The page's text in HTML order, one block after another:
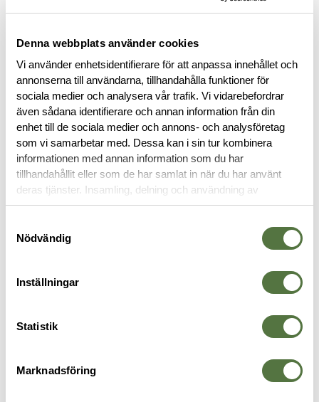
Denna webbplats använder cookies
Vi använder enhetsidentifierare för att anpassa innehållet och
annonserna till användarna, tillhandahålla funktioner för
sociala medier och analysera vår trafik. Vi vidarebefordrar
även sådana identifierare och annan information från din
enhet till de sociala medier och annons- och analysföretag
som vi samarbetar med. Dessa kan i sin tur kombinera
informationen med annan information som du har
tillhandahållit eller som de har samlat in när du har använt
deras tjänster. Insamling, delning och användning av
personuppgifter kan användas för personalisering av
Nödvändig
Inställningar
Statistik
Marknadsföring
BESKRIVNING
RECENSIONER
OM VARUMÄRKET